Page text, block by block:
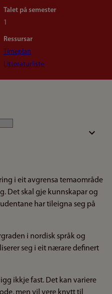
Talet på semester
1
Ressursar
Timeplan
Litteraturliste
i eit avgrensa temaområde
Det skal gje kunnskapar og
har tileigna seg på
i nordisk språk og
seg i eit nærare definert
ikkje fast. Det kan variere